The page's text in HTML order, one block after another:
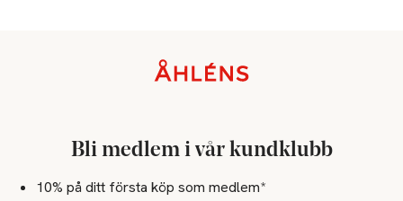
Bli medlem i vår kundklubb
10% på ditt första köp som medlem*